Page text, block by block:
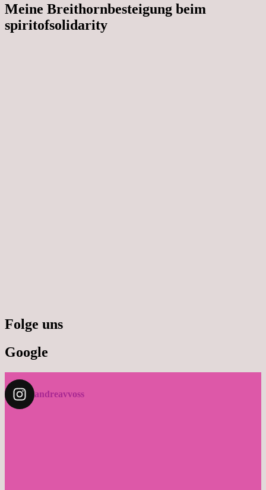
Meine Breithornbesteigung beim
spiritofsolidarity
Folge uns
Google
andreavvoss